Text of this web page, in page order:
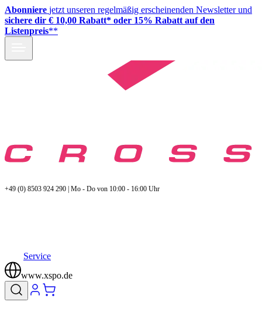
Abonniere jetzt unseren regelmäßig erscheinenden Newsletter und
sichere dir € 10,00 Rabatt* oder 15% Rabatt auf den
Listenpreis**
+49 (0) 8503 924 290 | Mo - Do von 10:00 - 16:00 Uhr
Service
www.xspo.de